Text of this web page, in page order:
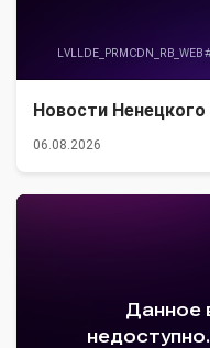
Новости Ненецкого
06.08.2026